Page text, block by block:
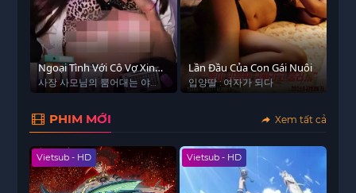
Ngoại Tình Với Cô Vợ Xinh
Đẹp Của Sếp
사장 사모님의 뿜어대는 야근
Lần Đầu Của Con Gái Nuôi
입양딸 : 여자가 되다
PHIM MỚI Xem tất cả
Vietsub - HD Vietsub - HD